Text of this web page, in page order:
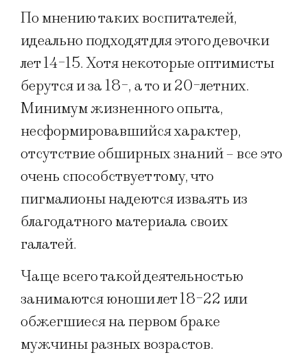
По мнению таких воспитателей,
идеально подходят для этого девочки
лет 14-15. Хотя некоторые оптимисты
берутся и за 18-, а то и 20-летних.
Минимум жизненного опыта,
несформировавшийся характер,
отсутствие обширных знаний – все это
очень способствует тому, что
пигмалионы надеются изваять из
благодатного материала своих
галатей.
Чаще всего такой деятельностью
занимаются юноши лет 18-22 или
обжегшиеся на первом браке
мужчины разных возрастов.